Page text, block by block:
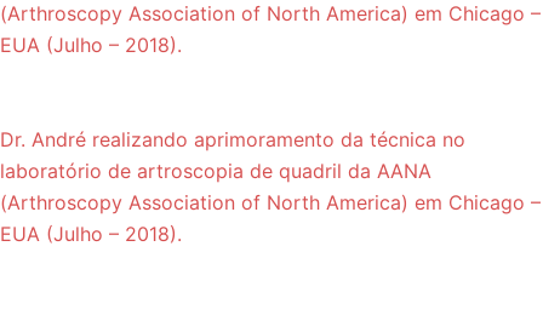
(Arthroscopy Association of North America) em Chicago –
EUA (Julho – 2018).
Dr. André realizando aprimoramento da técnica no
laboratório de artroscopia de quadril da AANA
(Arthroscopy Association of North America) em Chicago –
EUA (Julho – 2018).